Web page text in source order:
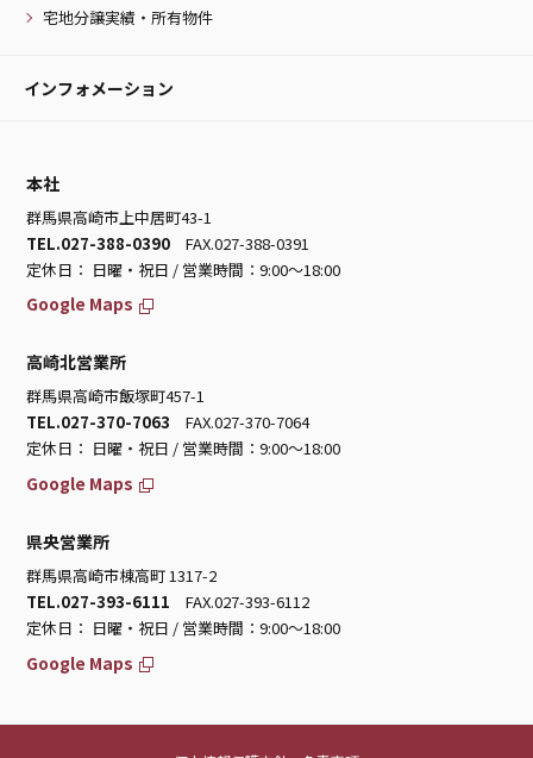
宅地分譲実績・所有物件
インフォメーション
本社
群馬県高崎市上中居町43-1
TEL.027-388-0390 FAX.027-388-0391
定休日： 日曜・祝日 / 営業時間：9:00～18:00
Google Maps
高崎北営業所
群馬県高崎市飯塚町457-1
TEL.027-370-7063 FAX.027-370-7064
定休日： 日曜・祝日 / 営業時間：9:00～18:00
Google Maps
県央営業所
群馬県高崎市棟高町 1317-2
TEL.027-393-6111 FAX.027-393-6112
定休日： 日曜・祝日 / 営業時間：9:00～18:00
Google Maps